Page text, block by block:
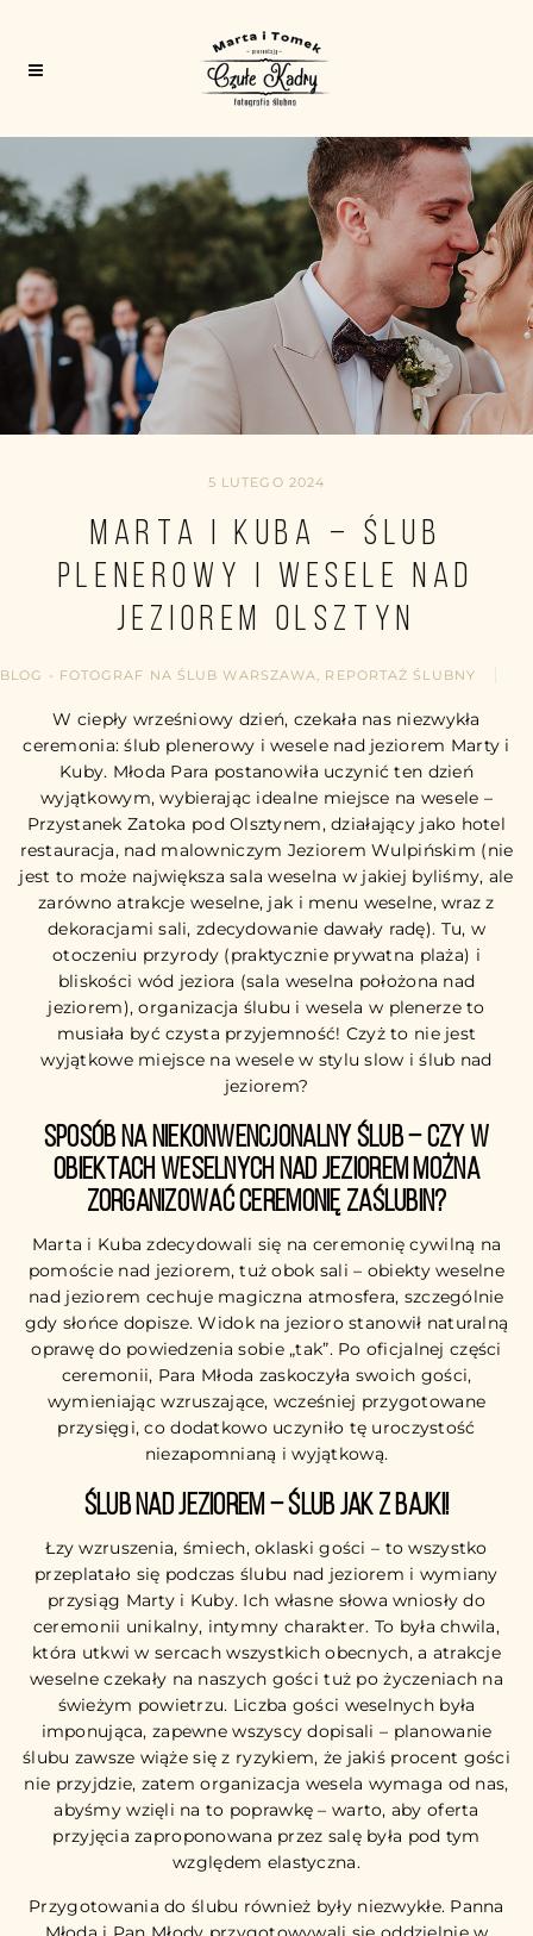
5 LUTEGO 2024
Marta i Kuba – ślub
plenerowy i wesele nad
jeziorem Olsztyn
BLOG - FOTOGRAF NA ŚLUB WARSZAWA, REPORTAŻ ŚLUBNY
W ciepły wrześniowy dzień, czekała nas niezwykła
ceremonia: ślub plenerowy i wesele nad jeziorem Marty i
Kuby. Młoda Para postanowiła uczynić ten dzień
wyjątkowym, wybierając idealne miejsce na wesele –
Przystanek Zatoka pod Olsztynem, działający jako hotel
restauracja, nad malowniczym Jeziorem Wulpińskim (nie
jest to może największa sala weselna w jakiej byliśmy, ale
zarówno atrakcje weselne, jak i menu weselne, wraz z
dekoracjami sali, zdecydowanie dawały radę). Tu, w
otoczeniu przyrody (praktycznie prywatna plaża) i
bliskości wód jeziora (sala weselna położona nad
jeziorem), organizacja ślubu i wesela w plenerze to
musiała być czysta przyjemność! Czyż to nie jest
wyjątkowe miejsce na wesele w stylu slow i ślub nad
jeziorem?
Sposób na niekonwencjonalny ślub –Czy w
obiektach weselnych nad jeziorem można
zorganizować ceremonię zaślubin?
Marta i Kuba zdecydowali się na ceremonię cywilną na
pomoście nad jeziorem, tuż obok sali – obiekty weselne
nad jeziorem cechuje magiczna atmosfera, szczególnie
gdy słońce dopisze. Widok na jezioro stanowił naturalną
oprawę do powiedzenia sobie „tak”. Po oficjalnej części
ceremonii, Para Młoda zaskoczyła swoich gości,
wymieniając wzruszające, wcześniej przygotowane
przysięgi, co dodatkowo uczyniło tę uroczystość
niezapomnianą i wyjątkową.
Ślub nad jeziorem – ślub jak z bajki!
Łzy wzruszenia, śmiech, oklaski gości – to wszystko
przeplatało się podczas ślubu nad jeziorem i wymiany
przysiąg Marty i Kuby. Ich własne słowa wniosły do
ceremonii unikalny, intymny charakter. To była chwila,
która utkwi w sercach wszystkich obecnych, a atrakcje
weselne czekały na naszych gości tuż po życzeniach na
świeżym powietrzu. Liczba gości weselnych była
imponująca, zapewne wszyscy dopisali – planowanie
ślubu zawsze wiąże się z ryzykiem, że jakiś procent gości
nie przyjdzie, zatem organizacja wesela wymaga od nas,
abyśmy wzięli na to poprawkę – warto, aby oferta
przyjęcia zaproponowana przez salę była pod tym
względem elastyczna.
Przygotowania do ślubu również były niezwykłe. Panna